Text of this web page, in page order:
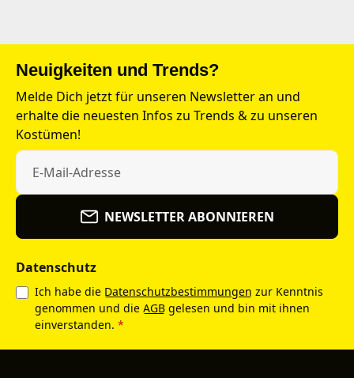
Neuigkeiten und Trends?
Melde Dich jetzt für unseren Newsletter an und
erhalte die neuesten Infos zu Trends & zu unseren
Kostümen!
NEWSLETTER ABONNIEREN
Datenschutz
Ich habe die Datenschutzbestimmungen zur Kenntnis
genommen und die AGB gelesen und bin mit ihnen
einverstanden. *